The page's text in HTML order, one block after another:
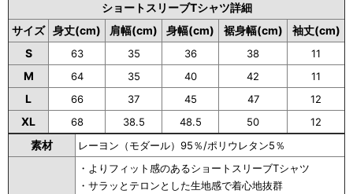
ショートスリーブTシャツ詳細
サイズ 身丈(cm) 肩幅(cm) 身幅(cm) 裾身幅(cm)
袖丈(cm)
S
63 35 36 38 11
M 64 35 40 42 11
L 66 37 45 47 12
XL 68 38.5 48.5 50 12
素材 レーヨン（モダール）95％/ポリウレタン5％
・よりフィット感のあるショートスリーブTシャツ
・サラッとテロンとした生地感で着心地抜群